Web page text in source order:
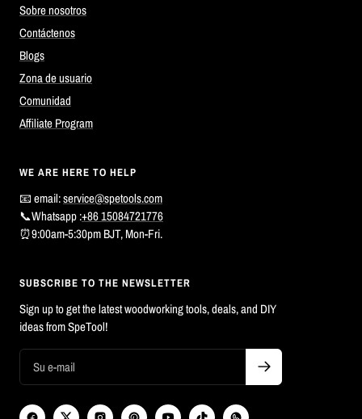
Sobre nosotros
Contáctenos
Blogs
Zona de usuario
Comunidad
Affiliate Program
WE ARE HERE TO HELP
📧 email:service@spetools.com
📞Whatsapp :+86 15084721776
⏰9:00am-5:30pm BJT, Mon-Fri.
SUBSCRIBE TO THE NEWSLETTER
Sign up to get the latest woodworking tools, deals, and DIY
ideas from SpeTool!